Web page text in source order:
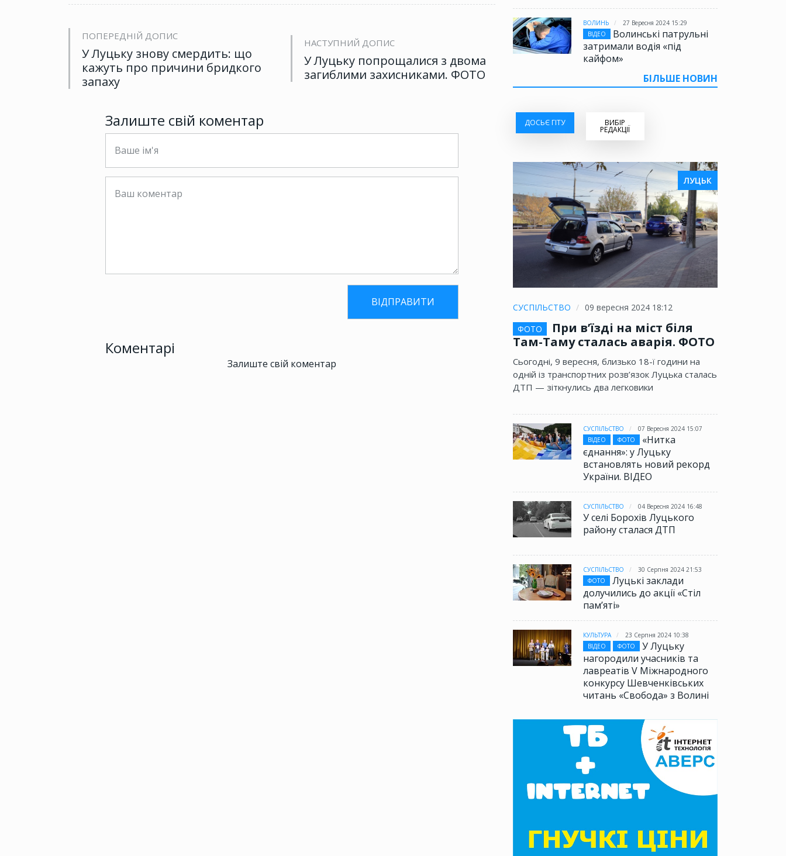
ВОЛИНЬ
27 Вересня 2024 15:29
ВІДЕО
Волинські патрульні
затримали водія «під
кайфом»
БІЛЬШЕ НОВИН
ДОСЬЄ ГІТУ ВИБІР
РЕДАКЦІЇ
ЛУЦЬК
СУСПІЛЬСТВО
09 вересня 2024 18:12
ФОТО
При в’їзді на міст біля
Там-Таму сталась аварія. ФОТО
Сьогодні, 9 вересня, близько 18-ї години на
одній із транспортних розв’язок Луцька сталась
ДТП — зіткнулись два легковики
СУСПІЛЬСТВО
07 Вересня 2024 15:07
ВІДЕО
ФОТО
«Нитка
єднання»: у Луцьку
встановлять новий рекорд
України. ВІДЕО
СУСПІЛЬСТВО 04 Вересня 2024 16:48
У селі Борохів Луцького
району сталася ДТП
СУСПІЛЬСТВО
30 Серпня 2024 21:53
ФОТО
Луцькі заклади
долучились до акції «Стіл
памʼяті»
КУЛЬТУРА
23 Серпня 2024 10:38
ВІДЕО
ФОТО
У Луцьку
нагородили учасників та
лавреатів V Міжнародного
конкурсу Шевченківських
читань «Свобода» з Волині
ПОПЕРЕДНІЙ ДОПИС
У Луцьку знову смердить: що
кажуть про причини бридкого
запаху
НАСТУПНИЙ ДОПИС
У Луцьку попрощалися з двома
загиблими захисниками. ФОТО
Залиште свій коментар
Коментарі
Залиште свій коментар